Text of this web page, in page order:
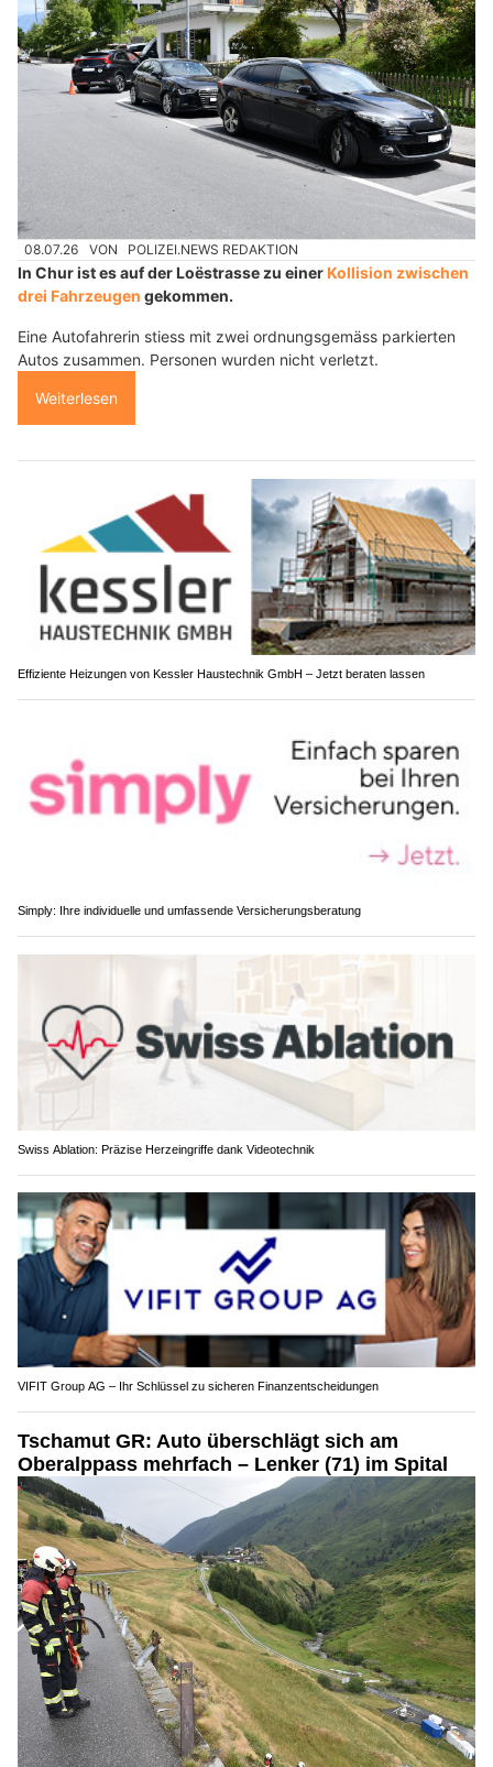
08.07.26 VON POLIZEI.NEWS REDAKTION
In Chur ist es auf der Loëstrasse zu einerKollision zwischen
drei Fahrzeugen gekommen.
Eine Autofahrerin stiess mit zwei ordnungsgemäss parkierten
Autos zusammen. Personen wurden nicht verletzt.
Weiterlesen
Effiziente Heizungen von Kessler Haustechnik GmbH – Jetzt beraten lassen
Simply: Ihre individuelle und umfassende Versicherungsberatung
Swiss Ablation: Präzise Herzeingriffe dank Videotechnik
VIFIT Group AG – Ihr Schlüssel zu sicheren Finanzentscheidungen
Tschamut GR: Auto überschlägt sich am
Oberalppass mehrfach – Lenker (71) im Spital